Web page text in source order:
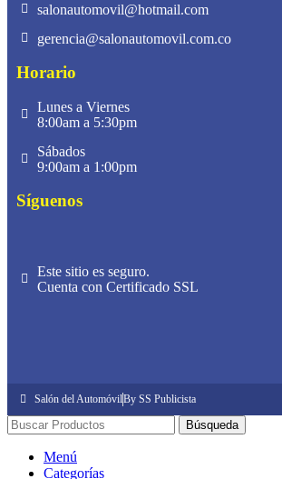
salonautomovil@hotmail.com
gerencia@salonautomovil.com.co
Horario
Lunes a Viernes
8:00am a 5:30pm
Sábados
9:00am a 1:00pm
Síguenos
Este sitio es seguro.
Cuenta con Certificado SSL
Salón del AutomóvilBy SS Publicista
Búsqueda
Menú
Categorías